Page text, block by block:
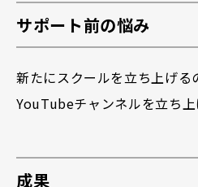
サポート前の悩み
新たにスクールを立ち上げる
YouTubeチャンネルを立ち
成果